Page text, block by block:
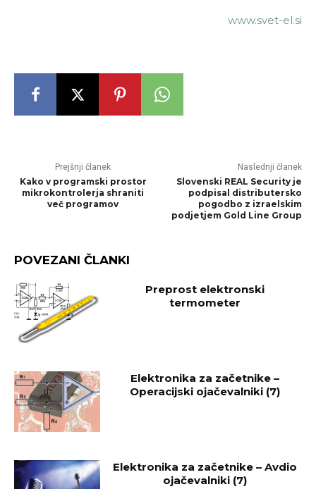
www.svet-el.si
Prejšnji članek
Kako v programski prostor
mikrokontrolerja shraniti
več programov
Naslednji članek
Slovenski REAL Security je
podpisal distributersko
pogodbo z izraelskim
podjetjem Gold Line Group
POVEZANI ČLANKI
Preprost elektronski
termometer
Elektronika za začetnike –
Operacijski ojačevalniki (7)
Elektronika za začetnike – Avdio
ojačevalniki (7)